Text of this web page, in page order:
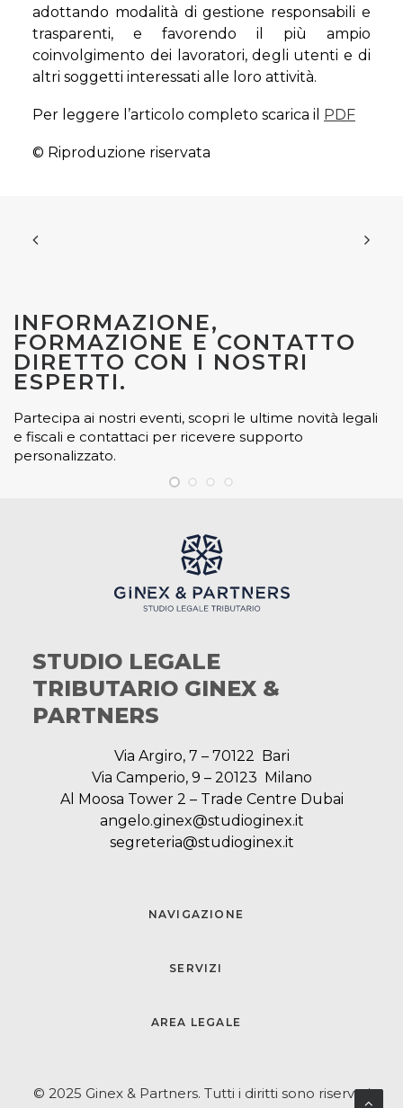
adottando modalità di gestione responsabili e
trasparenti, e favorendo il più ampio
coinvolgimento dei lavoratori, degli utenti e di
altri soggetti interessati alle loro attività.
Per leggere l’articolo completo scarica il PDF
© Riproduzione riservata
INFORMAZIONE,
FORMAZIONE E CONTATTO
DIRETTO CON I NOSTRI
ESPERTI.
Partecipa ai nostri eventi, scopri le ultime novità legali
e fiscali e contattaci per ricevere supporto
personalizzato.
STUDIO LEGALE
TRIBUTARIO GINEX &
PARTNERS
Via Argiro, 7 – 70122 Bari
Via Camperio, 9 – 20123 Milano
Al Moosa Tower 2 – Trade Centre Dubai
angelo.ginex@studioginex.it
segreteria@studioginex.it
NAVIGAZIONE
SERVIZI
AREA LEGALE
© 2025 Ginex & Partners. Tutti i diritti sono riservati